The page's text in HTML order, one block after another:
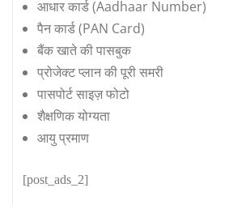
आधार कार्ड (Aadhaar Number)
पैन कार्ड (PAN Card)
बैंक खाते की पासबुक
प्रोजेक्ट प्लान की पूरी समरी
पासपोर्ट साइज़ फोटो
शैक्षणिक योग्यता
आयु प्रमाण
[post_ads_2]